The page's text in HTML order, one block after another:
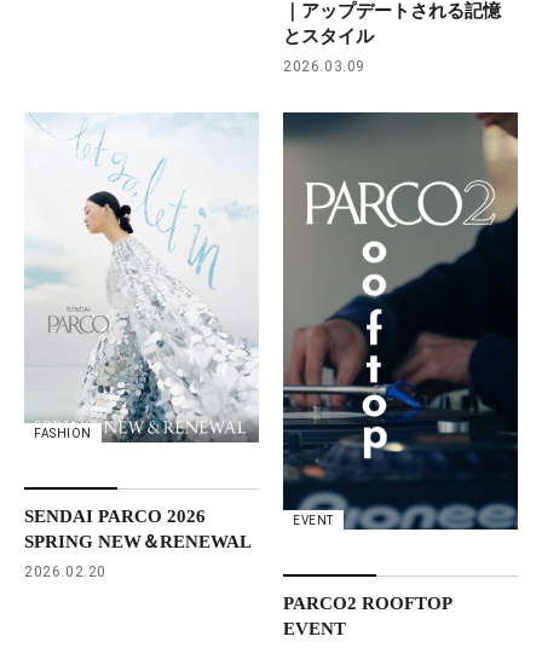
｜アップデートされる記憶
とスタイル
2026.03.09
FASHION
SENDAI PARCO 2026
SPRING NEW＆RENEWAL
2026.02.20
EVENT
PARCO2 ROOFTOP
EVENT